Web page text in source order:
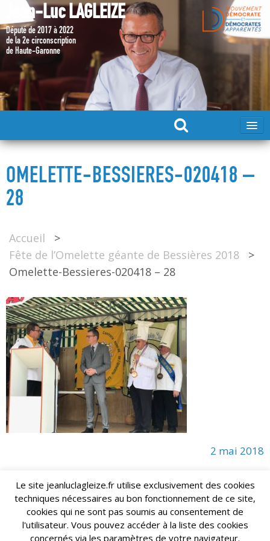
Jean-Luc LAGLEIZE
Député de 2017 à 2022
de la 2e circonscription
de Haute-Garonne
MA CANDIDATURE 2024
MES ACTIONS 2017 – 2022
OMELETTE-BESSIERES-020418 –
28
Accueil
>
Fête de l’Omelette géante de Bessières 2018
>
Omelette-Bessieres-020418 – 28
2 mai 2018
Jean-Luc LAGLEIZE - e-mail : lagleize2024@gmail.com
Mentions Légales- Copyright © 2024. Tous droits réservés.
Le site jeanluclagleize.fr utilise exclusivement des cookies
techniques nécessaires au bon fonctionnement de ce site,
cookies qui ne sont pas soumis au consentement de
l'utilisateur. Vous pouvez accéder à la liste des cookies
concernés via les paramètres de votre navigateur.